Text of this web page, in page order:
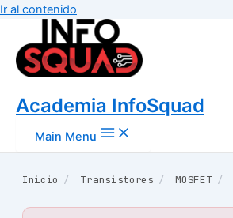
Ir al contenido
Academia InfoSquad
Main Menu
Inicio / Transistores / MOSFET /